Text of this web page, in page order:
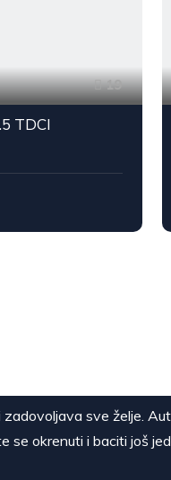
19
TDCI
sve želje.
se okrenuti i baciti još